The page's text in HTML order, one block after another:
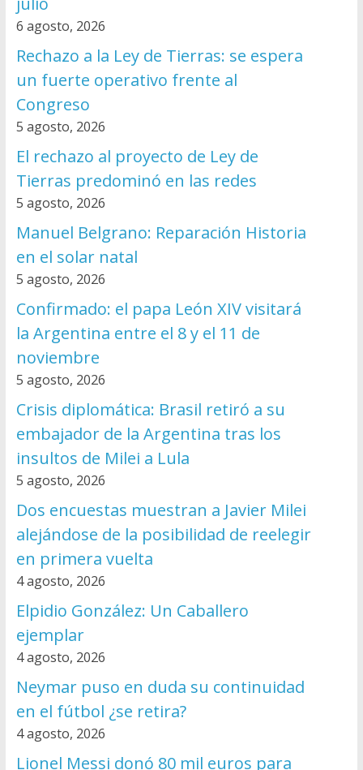
6 agosto, 2026
Rechazo a la Ley de Tierras: se espera
un fuerte operativo frente al
Congreso
5 agosto, 2026
El rechazo al proyecto de Ley de
Tierras predominó en las redes
5 agosto, 2026
Manuel Belgrano: Reparación Historia
en el solar natal
5 agosto, 2026
Confirmado: el papa León XIV visitará
la Argentina entre el 8 y el 11 de
noviembre
5 agosto, 2026
Crisis diplomática: Brasil retiró a su
embajador de la Argentina tras los
insultos de Milei a Lula
5 agosto, 2026
Dos encuestas muestran a Javier Milei
alejándose de la posibilidad de reelegir
en primera vuelta
4 agosto, 2026
Elpidio González: Un Caballero
ejemplar
4 agosto, 2026
Neymar puso en duda su continuidad
en el fútbol ¿se retira?
4 agosto, 2026
Lionel Messi donó 80 mil euros para